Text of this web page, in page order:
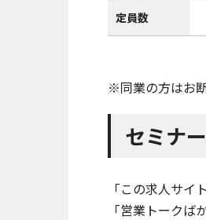
定員数
※同業の方はお
セミナ
「この求人サイ
「営業トークば